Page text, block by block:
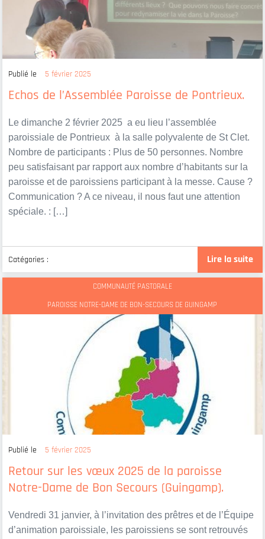
Echos de l’Assemblée Paroisse de Pontrieux.
Publié le 5 février 2025
Le dimanche 2 février 2025 a eu lieu l’assemblée
paroissiale de Pontrieux à la salle polyvalente de St Clet.
Nombre de participants : Plus de 50 personnes. Nombre
peu satisfaisant par rapport aux nombre d’habitants sur la
paroisse et de paroissiens participant à la messe. Cause ?
Communication ? A ce niveau, il nous faut une attention
spéciale. : […]
Lire la suite
Catégories :
COMMUNAUTÉ PASTORALE
PAROISSE NOTRE-DAME DE BON-SECOURS DE GUINGAMP
Retour sur les vœux 2025 de la paroisse
Notre-Dame de Bon Secours (Guingamp).
Publié le 5 février 2025
Vendredi 31 janvier, à l’invitation des prêtres et de l’Équipe
d’animation paroissiale, les paroissiens se sont retrouvés